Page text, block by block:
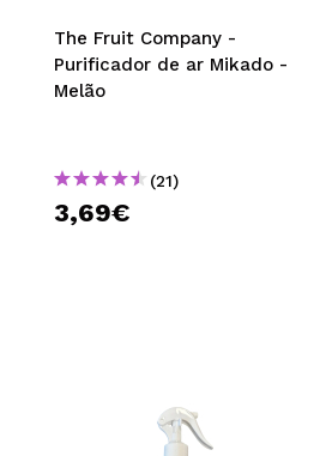
The Fruit Company -
Purificador de ar Mikado -
Melão
(21)
3,69€